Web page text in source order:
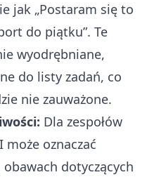
jak „Postaram się to
do piątku”. Te
wyodrębniane,
do listy zadań, co
nie zauważone.
Dla zespołów
może oznaczać
dotyczących